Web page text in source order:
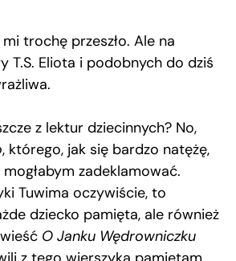
trochę przeszło. Ale na
T.S. Eliota i podobnych do dziś
z lektur dziecinnych? No,
, którego, jak się bardzo natężę,
zadeklamować.
Tuwima oczywiście, to
dziecko pamięta, ale również
O Janku Wędrowniczku